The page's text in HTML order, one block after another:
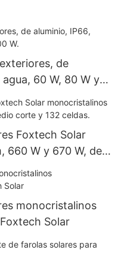
de
60 W, 80 W y
Foxtech Solar
660 W y 670 W, de
monocristalinos
Solar